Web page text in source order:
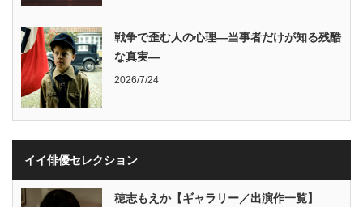
戦争で歪む人の心理―当事者だけが知る残酷
な真実―
2026/7/24
イイ俳優セレクション
穂志もえか【ギャラリー／出演作一覧】